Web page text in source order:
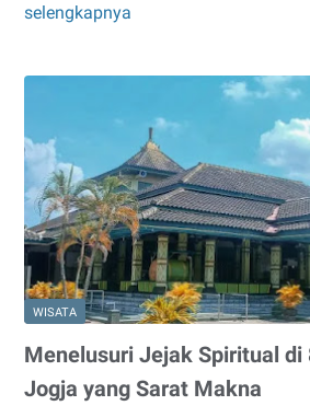
selengkapnya
Saja?
WISATA
Menelusuri Jejak Spiritual di
Jogja yang Sarat Makna